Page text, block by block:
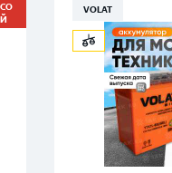
VOLAT